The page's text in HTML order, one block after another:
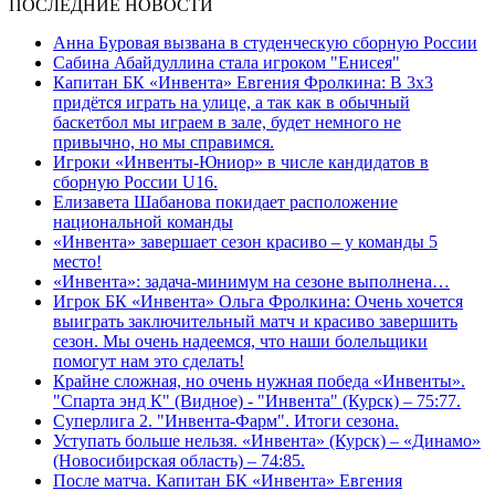
ПОСЛЕДНИЕ НОВОСТИ
Анна Буровая вызвана в студенческую сборную России
Сабина Абайдуллина стала игроком "Енисея"
Капитан БК «Инвента» Евгения Фролкина: В 3х3
придётся играть на улице, а так как в обычный
баскетбол мы играем в зале, будет немного не
привычно, но мы справимся.
Игроки «Инвенты-Юниор» в числе кандидатов в
сборную России U16.
Елизавета Шабанова покидает расположение
национальной команды
«Инвента» завершает сезон красиво – у команды 5
место!
«Инвента»: задача-минимум на сезоне выполнена…
Игрок БК «Инвента» Ольга Фролкина: Очень хочется
выиграть заключительный матч и красиво завершить
сезон. Мы очень надеемся, что наши болельщики
помогут нам это сделать!
Крайне сложная, но очень нужная победа «Инвенты».
"Спарта энд К" (Видное) - "Инвента" (Курск) – 75:77.
Суперлига 2. "Инвента-Фарм". Итоги сезона.
Уступать больше нельзя. «Инвента» (Курск) – «Динамо»
(Новосибирская область) – 74:85.
После матча. Капитан БК «Инвента» Евгения